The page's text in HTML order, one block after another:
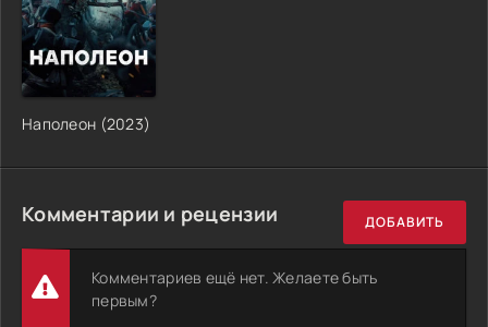
Наполеон (2023)
Комментарии и рецензии ДОБАВИТЬ
Комментариев ещё нет. Желаете быть
первым?